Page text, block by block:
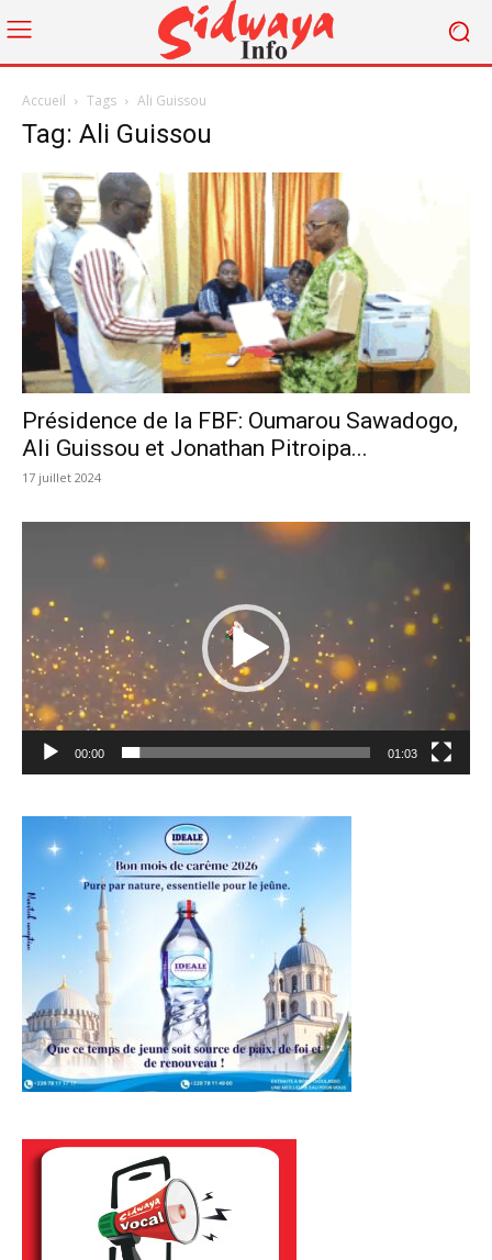
Accueil Tags Ali Guissou
Tag: Ali Guissou
Présidence de la FBF: Oumarou Sawadogo,
Ali Guissou et Jonathan Pitroipa...
17 juillet 2024
00:00 01:03